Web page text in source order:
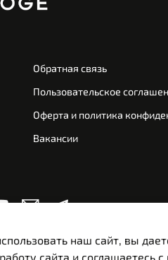
Обратная связь
Пользовательское
Оферта и политика
Вакансии
наш сайт, вы
сайта и соглашаетесь